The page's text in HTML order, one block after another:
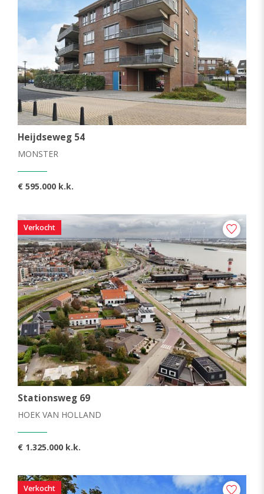
Heijdseweg 54
MONSTER
€ 595.000 k.k.
Verkocht
Stationsweg 69
HOEK VAN HOLLAND
€ 1.325.000 k.k.
Verkocht